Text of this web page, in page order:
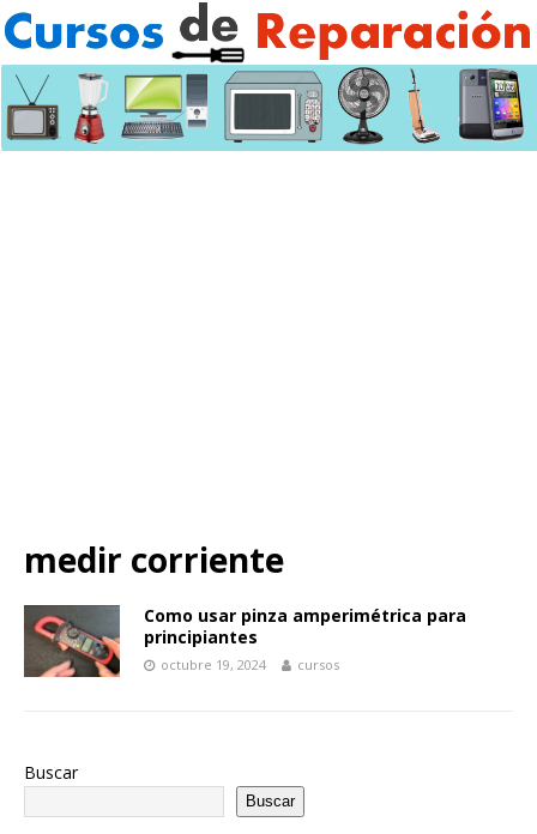
medir corriente
Como usar pinza amperimétrica para
principiantes
octubre 19, 2024 cursos
Buscar
Buscar